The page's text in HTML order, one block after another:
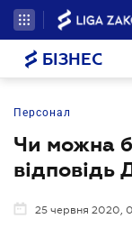
БІЗНЕС
Персонал
Чи можна
відповідь
25 червня 2020,